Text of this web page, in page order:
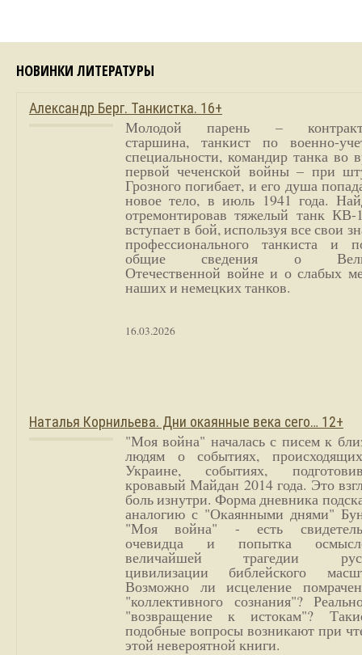
НОВИНКИ ЛИТЕРАТУРЫ
Александр Берг. Танкистка. 16+
Молодой парень –
старшина, танкист по военно-
специальности, командир танка во
первой чеченской войны – при
Грозного погибает, и его душа
новое тело, в июль 1941 года.
отремонтировав тяжелый танк
вступает в бой, используя все свои
профессионального танкиста и
общие сведения о
Отечественной войне и о слабых
наших и немецких танков.
16.03.2026
Наталья Корнильева. Дни окаянные века сего… 12+
"Моя война" началась с писем к
людям о событиях,
Украине, событиях,
кровавый Майдан 2014 года. Это
боль изнутри. Форма дневника
аналогию с "Окаянными днями"
"Моя война" - есть
очевидца и попытка
величайшей трагедии
цивилизации библейского
Возможно ли исцеление
"коллективного сознания"?
"возвращение к истокам"?
подобные вопросы возникают при
этой невероятной книги.